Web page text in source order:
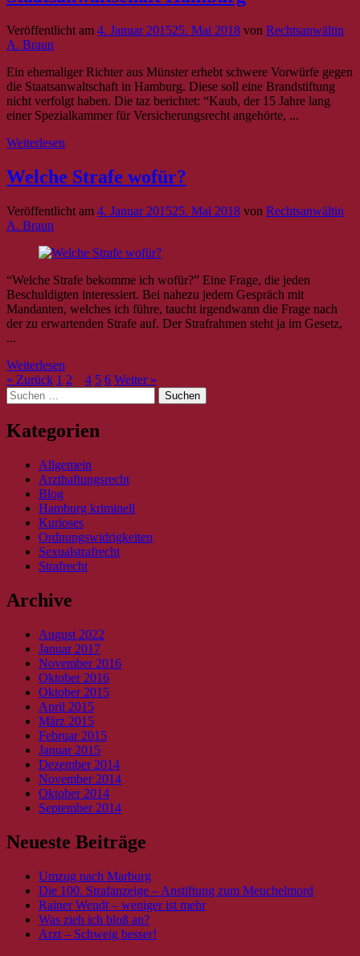
Veröffentlicht am 4. Januar 201525. Mai 2018 von Rechtsanwältin
A. Braun
Ein ehemaliger Richter aus Münster erhebt schwere Vorwürfe gegen
die Staatsanwaltschaft in Hamburg. Diese soll eine Brandstiftung
nicht verfolgt haben. Die taz berichtet: “Kaub, der 15 Jahre lang
einer Spezialkammer für Versicherungsrecht angehörte, ...
Weiterlesen
Welche Strafe wofür?
Veröffentlicht am 4. Januar 201525. Mai 2018 von Rechtsanwältin
A. Braun
“Welche Strafe bekomme ich wofür?” Eine Frage, die jeden
Beschuldigten interessiert. Bei nahezu jedem Gespräch mit
Mandanten, welches ich führe, taucht irgendwann die Frage nach
der zu erwartenden Strafe auf. Der Strafrahmen steht ja im Gesetz,
...
Weiterlesen
« Zurück 1 2 4 5 6 Weiter »
Suche
nach:
Kategorien
Allgemein
Arzthaftungsrecht
Blog
Hamburg kriminell
Kurioses
Ordnungswidrigkeiten
Sexualstrafrecht
Strafrecht
Archive
August 2022
Januar 2017
November 2016
Oktober 2016
Oktober 2015
April 2015
März 2015
Februar 2015
Januar 2015
Dezember 2014
November 2014
Oktober 2014
September 2014
Neueste Beiträge
Umzug nach Marburg
Die 100. Strafanzeige – Anstiftung zum Meuchelmord
Rainer Wendt – weniger ist mehr
Was zieh ich bloß an?
Arzt – Schweig besser!